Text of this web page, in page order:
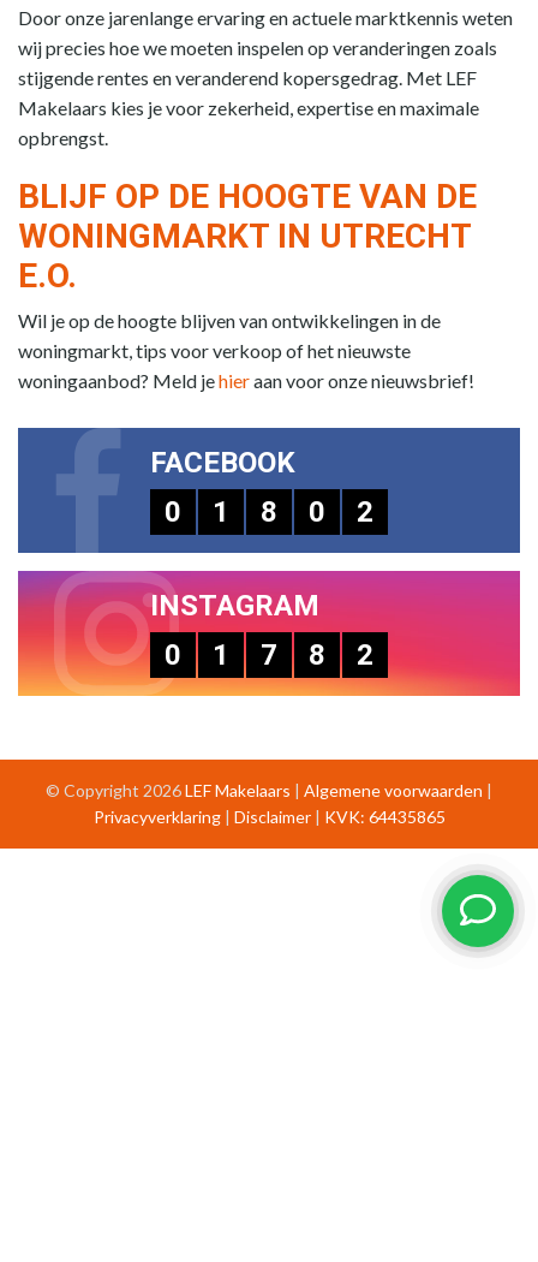
Door onze jarenlange ervaring en actuele marktkennis weten
wij precies hoe we moeten inspelen op veranderingen zoals
stijgende rentes en veranderend kopersgedrag. Met LEF
Makelaars kies je voor zekerheid, expertise en maximale
opbrengst.
BLIJF OP DE HOOGTE VAN DE
WONINGMARKT IN UTRECHT
E.O.
Wil je op de hoogte blijven van ontwikkelingen in de
woningmarkt, tips voor verkoop of het nieuwste
woningaanbod? Meld jehieraan voor onze nieuwsbrief!
FACEBOOK
0
1 8 0 2
INSTAGRAM
0
1 7 8 2
© Copyright 2026LEF Makelaars | Algemene voorwaarden |
Privacyverklaring| Disclaimer| KVK: 64435865